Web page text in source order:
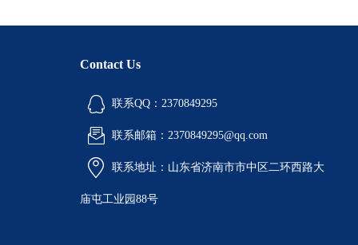
Contact Us
联系QQ：2370849295
联系邮箱：2370849295@qq.com
联系地址：山东省济南市市中区二环西路大
庙屯工业园88号